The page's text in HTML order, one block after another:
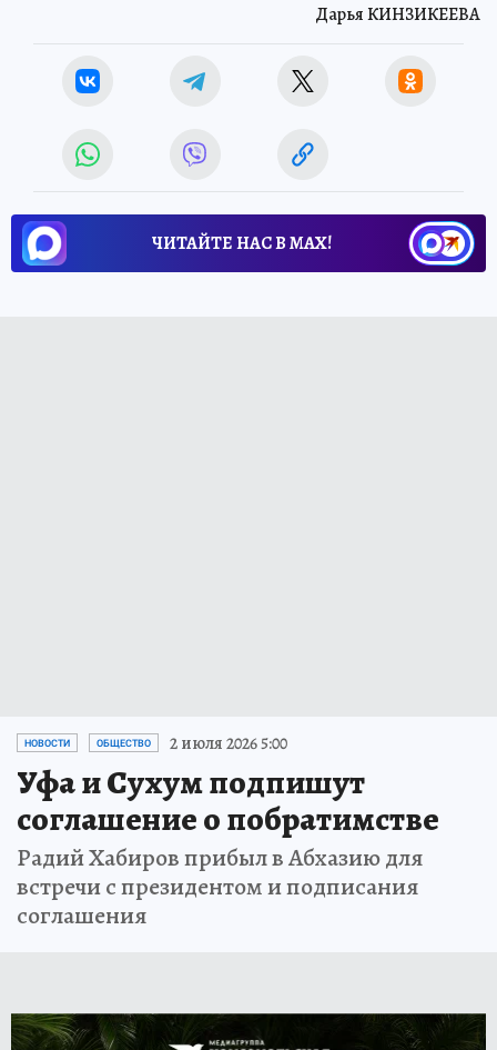
Дарья КИНЗИКЕЕВА
ЧИТАЙТЕ НАС В МАХ!
НОВОСТИ ОБЩЕСТВО 2 июля 2026 5:00
Уфа и Сухум подпишут
соглашение о побратимстве
Радий Хабиров прибыл в Абхазию для
встречи с президентом и подписания
соглашения